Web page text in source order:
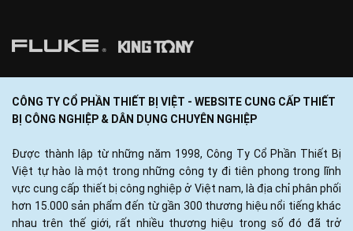
CÔNG TY CỔ PHẦN THIẾT BỊ VIỆT - WEBSITE CUNG CẤP THIẾT
BỊ CÔNG NGHIỆP & DÂN DỤNG CHUYÊN NGHIỆP
Được thành lập từ những năm 1998, Công Ty Cổ Phần Thiết Bị
Việt tự hào là một trong những công ty đi tiên phong trong lĩnh
vực cung cấp thiết bị công nghiệp ở Việt nam, là địa chỉ phân phối
hơn 15.000 sản phẩm đến từ gần 300 thương hiệu nổi tiếng khác
nhau trên thế giới, rất nhiều thương hiệu trong số đó đã trở